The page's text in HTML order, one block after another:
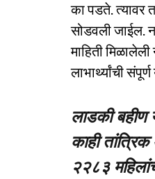
का पडते. त्यावर
सोडवली जाईल.
माहिती
लाभार्थ्यांची
लाडकी बहीण
काही
२२८३